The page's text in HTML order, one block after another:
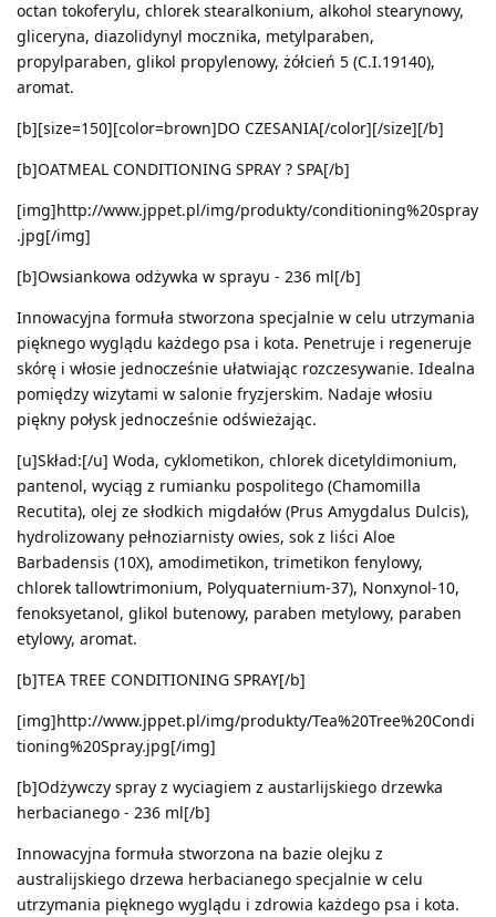
octan tokoferylu, chlorek stearalkonium, alkohol stearynowy,
gliceryna, diazolidynyl mocznika, metylparaben,
propylparaben, glikol propylenowy, żółcień 5 (C.I.19140),
aromat.
[b][size=150][color=brown]DO CZESANIA[/color][/size][/b]
[b]OATMEAL CONDITIONING SPRAY ? SPA[/b]
[img]http://www.jppet.pl/img/produkty/conditioning%20spray
.jpg[/img]
[b]Owsiankowa odżywka w sprayu - 236 ml[/b]
Innowacyjna formuła stworzona specjalnie w celu utrzymania
pięknego wyglądu każdego psa i kota. Penetruje i regeneruje
skórę i włosie jednocześnie ułatwiając rozczesywanie. Idealna
pomiędzy wizytami w salonie fryzjerskim. Nadaje włosiu
piękny połysk jednocześnie odświeżając.
[u]Skład:[/u] Woda, cyklometikon, chlorek dicetyldimonium,
pantenol, wyciąg z rumianku pospolitego (Chamomilla
Recutita), olej ze słodkich migdałów (Prus Amygdalus Dulcis),
hydrolizowany pełnoziarnisty owies, sok z liści Aloe
Barbadensis (10X), amodimetikon, trimetikon fenylowy,
chlorek tallowtrimonium, Polyquaternium-37), Nonxynol-10,
fenoksyetanol, glikol butenowy, paraben metylowy, paraben
etylowy, aromat.
[b]TEA TREE CONDITIONING SPRAY[/b]
[img]http://www.jppet.pl/img/produkty/Tea%20Tree%20Condi
tioning%20Spray.jpg[/img]
[b]Odżywczy spray z wyciagiem z austarlijskiego drzewka
herbacianego - 236 ml[/b]
Innowacyjna formuła stworzona na bazie olejku z
australijskiego drzewa herbacianego specjalnie w celu
utrzymania pięknego wyglądu i zdrowia każdego psa i kota.